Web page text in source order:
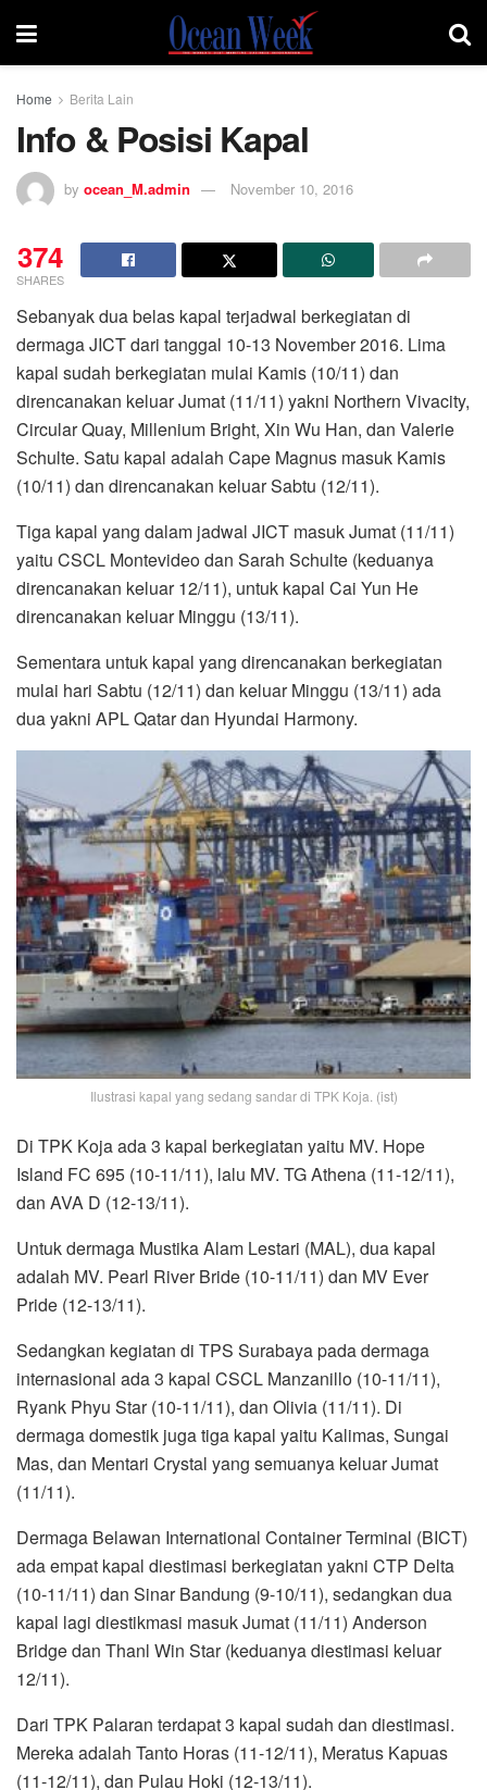
Home Berita Lain
Info & Posisi Kapal
by ocean_M.admin November 10, 2016
374
SHARES
Sebanyak dua belas kapal terjadwal berkegiatan di
dermaga JICT dari tanggal 10-13 November 2016. Lima
kapal sudah berkegiatan mulai Kamis (10/11) dan
direncanakan keluar Jumat (11/11) yakni Northern Vivacity,
Circular Quay, Millenium Bright, Xin Wu Han, dan Valerie
Schulte. Satu kapal adalah Cape Magnus masuk Kamis
(10/11) dan direncanakan keluar Sabtu (12/11).
Tiga kapal yang dalam jadwal JICT masuk Jumat (11/11)
yaitu CSCL Montevideo dan Sarah Schulte (keduanya
direncanakan keluar 12/11), untuk kapal Cai Yun He
direncanakan keluar Minggu (13/11).
Sementara untuk kapal yang direncanakan berkegiatan
mulai hari Sabtu (12/11) dan keluar Minggu (13/11) ada
dua yakni APL Qatar dan Hyundai Harmony.
Ilustrasi kapal yang sedang sandar di TPK Koja. (ist)
Di TPK Koja ada 3 kapal berkegiatan yaitu MV. Hope
Island FC 695 (10-11/11), lalu MV. TG Athena (11-12/11),
dan AVA D (12-13/11).
Untuk dermaga Mustika Alam Lestari (MAL), dua kapal
adalah MV. Pearl River Bride (10-11/11) dan MV Ever
Pride (12-13/11).
Sedangkan kegiatan di TPS Surabaya pada dermaga
internasional ada 3 kapal CSCL Manzanillo (10-11/11),
Ryank Phyu Star (10-11/11), dan Olivia (11/11). Di
dermaga domestik juga tiga kapal yaitu Kalimas, Sungai
Mas, dan Mentari Crystal yang semuanya keluar Jumat
(11/11).
Dermaga Belawan International Container Terminal (BICT)
ada empat kapal diestimasi berkegiatan yakni CTP Delta
(10-11/11) dan Sinar Bandung (9-10/11), sedangkan dua
kapal lagi diestikmasi masuk Jumat (11/11) Anderson
Bridge dan Thanl Win Star (keduanya diestimasi keluar
12/11).
Dari TPK Palaran terdapat 3 kapal sudah dan diestimasi.
Mereka adalah Tanto Horas (11-12/11), Meratus Kapuas
(11-12/11), dan Pulau Hoki (12-13/11).